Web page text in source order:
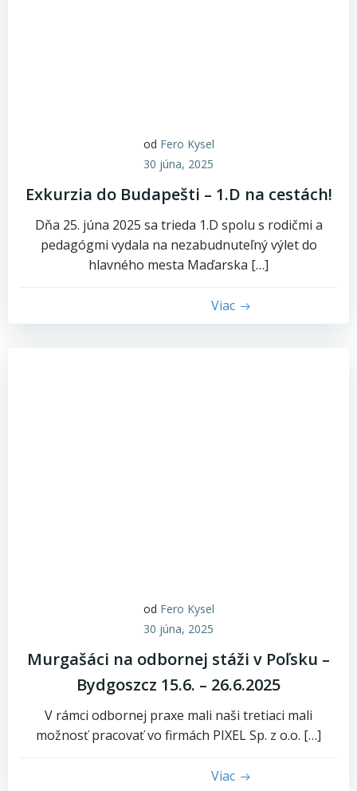
od Fero Kysel
30 júna, 2025
Exkurzia do Budapešti – 1.D na cestách!
Dňa 25. júna 2025 sa trieda 1.D spolu s rodičmi a
pedagógmi vydala na nezabudnuteľný výlet do
hlavného mesta Maďarska […]
Viac
od Fero Kysel
30 júna, 2025
Murgašáci na odbornej stáži v Poľsku –
Bydgoszcz 15.6. – 26.6.2025
V rámci odbornej praxe mali naši tretiaci mali
možnosť pracovať vo firmách PIXEL Sp. z o.o. […]
Viac